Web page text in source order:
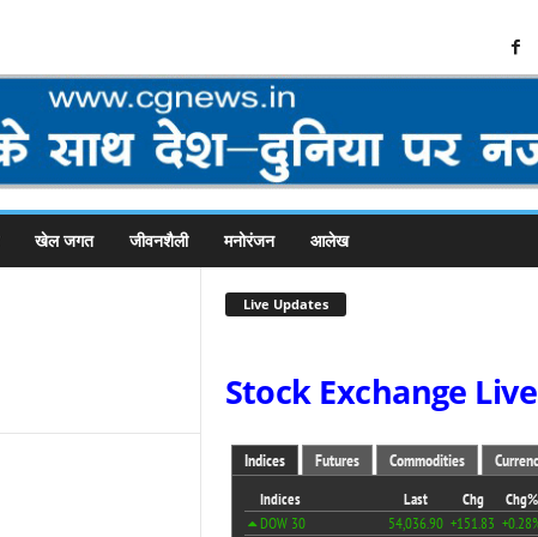
खेल जगत जीवनशैली मनोरंजन आलेख
Live Updates
Stock Exchange Live